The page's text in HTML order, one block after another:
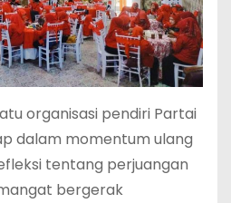
organisasi pendiri Partai
dalam momentum ulang
tentang perjuangan
bergerak